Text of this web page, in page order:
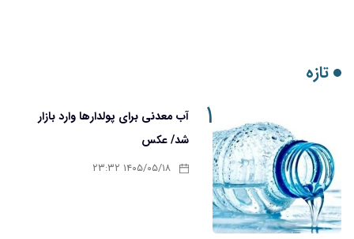
تازه
۱
آب معدنی برای پولدارها وارد بازار
شد/ عکس
۱۴۰۵/۰۵/۱۸ ۲۳:۳۲